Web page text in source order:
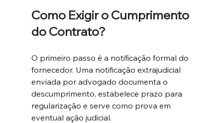
Como Exigir o Cumprimento
do Contrato?
O primeiro passo é a notificação formal do
fornecedor. Uma notificação extrajudicial
enviada por advogado documenta o
descumprimento, estabelece prazo para
regularização e serve como prova em
eventual ação judicial.